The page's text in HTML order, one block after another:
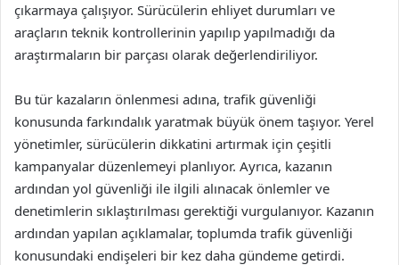
çıkarmaya çalışıyor. Sürücülerin ehliyet durumları ve
araçların teknik kontrollerinin yapılıp yapılmadığı da
araştırmaların bir parçası olarak değerlendiriliyor.
Bu tür kazaların önlenmesi adına, trafik güvenliği
konusunda farkındalık yaratmak büyük önem taşıyor. Yerel
yönetimler, sürücülerin dikkatini artırmak için çeşitli
kampanyalar düzenlemeyi planlıyor. Ayrıca, kazanın
ardından yol güvenliği ile ilgili alınacak önlemler ve
denetimlerin sıklaştırılması gerektiği vurgulanıyor. Kazanın
ardından yapılan açıklamalar, toplumda trafik güvenliği
konusundaki endişeleri bir kez daha gündeme getirdi.